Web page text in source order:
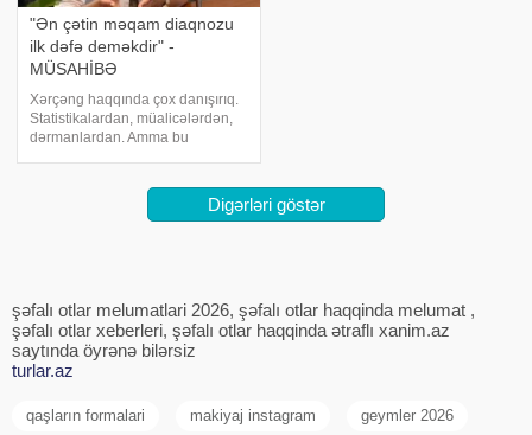
"Ən çətin məqam diaqnozu
ilk dəfə deməkdir" -
MÜSAHİBƏ
Xərçəng haqqında çox danışırıq.
Statistikalardan, müalicələrdən,
dərmanlardan. Amma bu
qorxularından, ümidlərindən,
yanlış bildiklərindən daha azDigərləri göstər
şəfalı otlar melumatlari 2026, şəfalı otlar haqqinda melumat ,
şəfalı otlar xeberleri, şəfalı otlar haqqinda ətraflı xanim.az
saytında öyrənə bilərsiz
turlar.az
qaşların formalari makiyaj instagram geymler 2026